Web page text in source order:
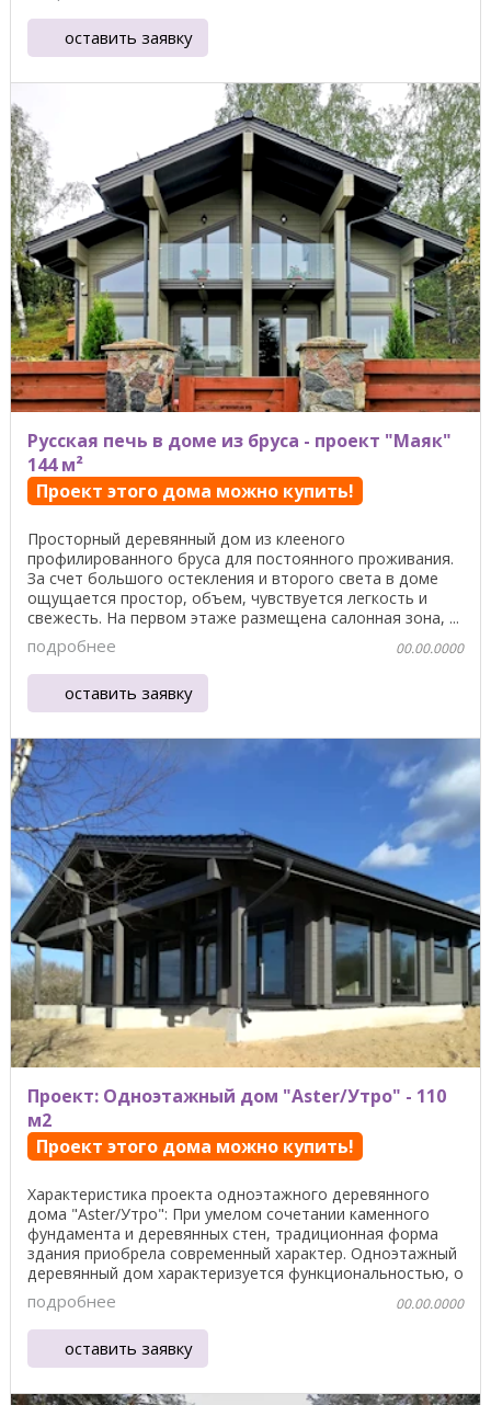
оставить заявку
Русская печь в доме из бруса - проект "Маяк"
144 м²
Проект этого дома можно купить!
Просторный деревянный дом из клееного
профилированного бруса для постоянного проживания.
За счет большого остекления и второго света в доме
ощущается простор, объем, чувствуется легкость и
свежесть. На первом этаже размещена салонная зона, ...
подробнее 00.00.0000
оставить заявку
Проект: Одноэтажный дом "Aster/Утро" - 110
м2
Проект этого дома можно купить!
Характеристика проекта одноэтажного деревянного
дома "Aster/Утро": При умелом сочетании каменного
фундамента и деревянных стен, традиционная форма
здания приобрела современный характер. Одноэтажный
деревянный дом характеризуется функциональностью, о
подробнее 00.00.0000
оставить заявку